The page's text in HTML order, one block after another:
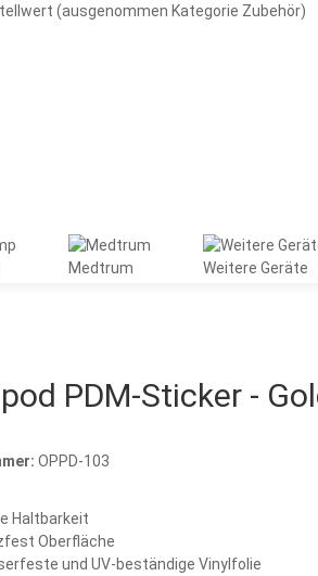
(ausgenommen Kategorie Zubehör)
Medtrum Weitere Geräte
PDM-Sticker -
OPPD-103
Haltbarkeit
Oberfläche
und UV-beständige Vinylfolie